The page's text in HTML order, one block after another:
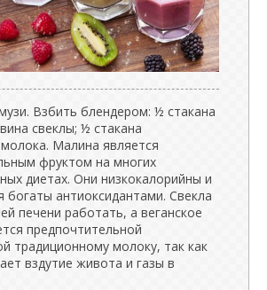
Взбить блендером: ½ стакана
свеклы; ½ стакана
Малина является
фруктом на многих
диетах. Они низкокалорийны и
антиоксидантами. Свекла
печени работать, а веганское
предпочтительной
традиционному молоку, так как
вздутие живота и газы в